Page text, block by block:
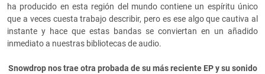
ha producido en esta región del mundo contiene un espíritu único
que a veces cuesta trabajo describir, pero es ese algo que cautiva al
instante y hace que estas bandas se conviertan en un añadido
inmediato a nuestras bibliotecas de audio.
Snowdrop nos trae otra probada de su más reciente EP y su sonido